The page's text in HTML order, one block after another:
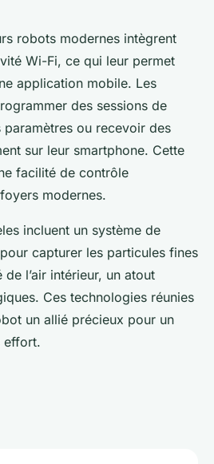
robots modernes intègrent
Wi-Fi, ce qui leur permet
application mobile. Les
des sessions de
paramètres ou recevoir des
sur leur smartphone. Cette
facilité de contrôle
modernes.
incluent un système de
capturer les particules fines
l’air intérieur, un atout
Ces technologies réunies
un allié précieux pour un
effort.